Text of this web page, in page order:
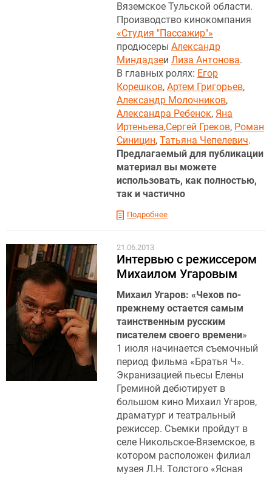
Вяземское Тульской области.
Производство кинокомпания
«Студия "Пассажир"»
продюсеры Александр
Миндадзеи Лиза Антонова.
В главных ролях: Егор
Корешков, Артем Григорьев,
Александр Молочников,
Александра Ребенок, Яна
Иртеньева,Сергей Греков, Роман
Синицин, Татьяна Чепелевич.
Предлагаемый для публикации
материал вы можете
использовать, как полностью,
так и частично
Подробнее
21.06.2013
Интервью с режиссером
Михаилом Угаровым
Михаил Угаров: «Чехов по-
прежнему остается самым
таинственным русским
писателем своего времени»
1 июля начинается съемочный
период фильма «Братья Ч».
Экранизацией пьесы Елены
Греминой дебютирует в
большом кино Михаил Угаров,
драматург и театральный
режиссер. Съемки пройдут в
селе Никольское-Вяземское, в
котором расположен филиал
музея Л.Н. Толстого «Ясная